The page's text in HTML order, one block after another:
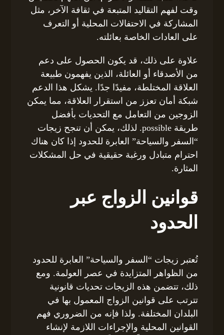
وقت لفهم التقاليد المتبعة في ثقافة الآخر، مثل
المشاركة في الاحتفالات المحلية أو التعرف
على العادات الخاصة بعائلته.
علاوة على ذلك، قد يكون الحصول على دعم
من الأصدقاء أو العائلة، الذين يفهمون طبيعة
العلاقة المختلطة، مفيدًا جدًا. يشكل هذا الدعم
شبكة أمان تعزز من استقرار العلاقة، مما يمكن
الزوجين من التعامل مع التحديات بأفضل
طريقة possible. لذلك، يمكن أن تنجح زيجات
“السفر والسياحة” العابرة للحدود إذا كان هناك
احترام متبادل ورغبة حقيقية في حل المشكلات
المثارة.
قوانين الزواج عبر
الحدود
تُعتبر زيجات “السفر والسياحة” العابرة للحدود
من الظواهر المتزايدة في عصر العولمة. ومع
ذلك، تتضمن هذه الزيجات تحديات قانونية
تترتب على قوانين الزواج المعمول بها في
البلدان المختلفة. ولذا فإنه من الضروري فهم
القوانين المحلية والإجراءات اللازمة لإنشاء